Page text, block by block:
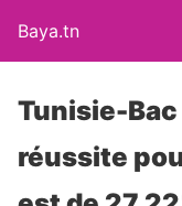
Baya.tn
Tunisie-Bac
réussite